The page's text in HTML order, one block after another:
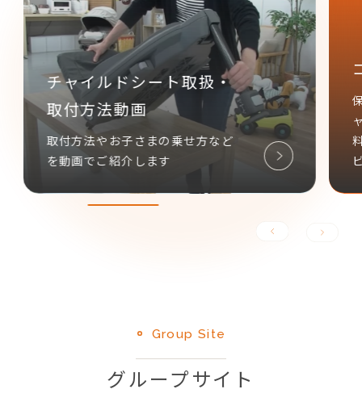
コンビ あんしん延長保証
保証期間を「ベビーカー3年」「チ
ャイルドシート4年」に延長し、無
料でサポートさせていただくサー
ビスです。
Group Site
グループサイト